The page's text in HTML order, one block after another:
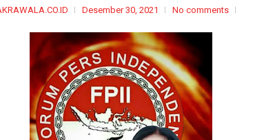
Desember 30, 2021 No comments